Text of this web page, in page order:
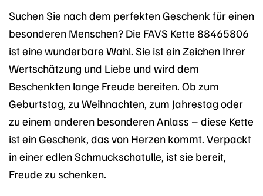
Suchen Sie nach dem perfekten Geschenk für einen
besonderen Menschen? Die FAVS Kette 88465806
ist eine wunderbare Wahl. Sie ist ein Zeichen Ihrer
Wertschätzung und Liebe und wird dem
Beschenkten lange Freude bereiten. Ob zum
Geburtstag, zu Weihnachten, zum Jahrestag oder
zu einem anderen besonderen Anlass – diese Kette
ist ein Geschenk, das von Herzen kommt. Verpackt
in einer edlen Schmuckschatulle, ist sie bereit,
Freude zu schenken.